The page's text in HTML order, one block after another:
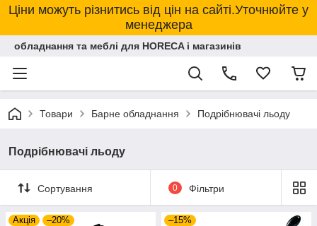
Ціни можуть різнитись від цін на сайті.Уточнюйте у
менеджера
обладнання та меблі для HORECA і магазинів
Товари Барне обладнання Подрібнювачі льоду
Подрібнювачі льоду
Сортування 0 Фільтри
Акція –20% –15%